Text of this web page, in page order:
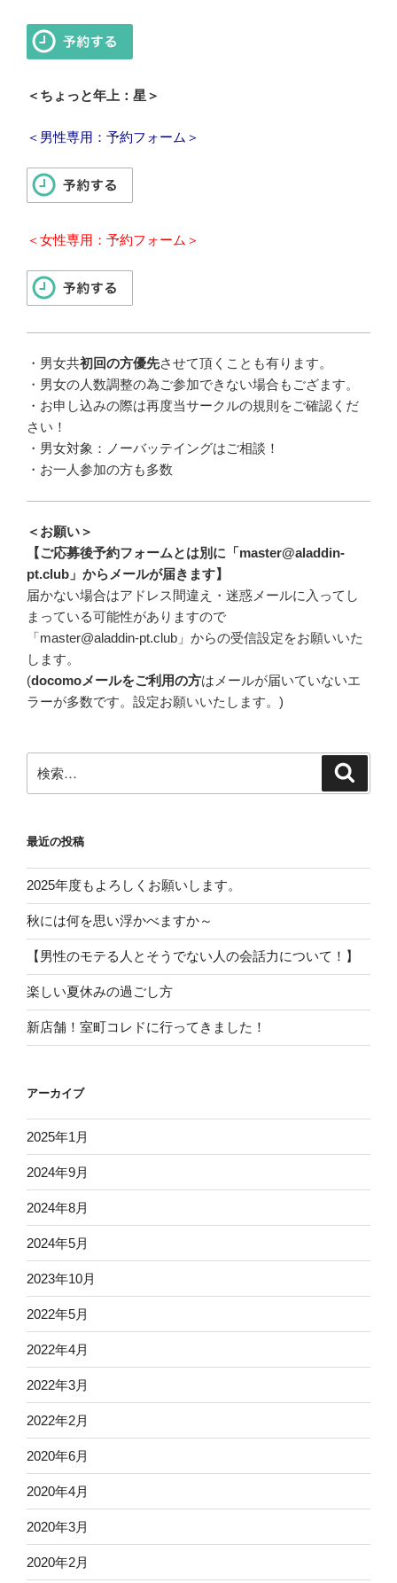
＜ちょっと年上：星＞
＜男性専用：予約フォーム＞
＜女性専用：予約フォーム＞
・男女共初回の方優先させて頂くことも有ります。
・男女の人数調整の為ご参加できない場合もござます。
・お申し込みの際は再度当サークルの規則をご確認くだ
さい！
・男女対象：ノーバッテイングはご相談！
・お一人参加の方も多数
＜お願い＞
【ご応募後予約フォームとは別に「master@aladdin-
pt.club」からメールが届きます】
届かない場合はアドレス間違え・迷惑メールに入ってし
まっている可能性がありますので
「master@aladdin-pt.club」からの受信設定をお願いいた
します。
(docomoメールをご利用の方はメールが届いていないエ
ラーが多数です。設定お願いいたします。)
索:
最近の投稿
2025年度もよろしくお願いします。
秋には何を思い浮かべますか～
【男性のモテる人とそうでない人の会話力について！】
楽しい夏休みの過ごし方
新店舗！室町コレドに行ってきました！
アーカイブ
2025年1月
2024年9月
2024年8月
2024年5月
2023年10月
2022年5月
2022年4月
2022年3月
2022年2月
2020年6月
2020年4月
2020年3月
2020年2月